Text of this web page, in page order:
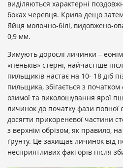
виділяються характерні
боках черевця. Крила дещо
Яйця молочно-білі, видовжено-
0,9 мм.
Зимують дорослі личинки –
«пеньків» стерні, найчастіше
пильщиків настає на 10- 18 діб
пильщика, збігається з
озимої та виколошування ярої
личинок до початку фази повної
досягти прикореневої частини
з верхнім обрізом, як правило,
ґрунту. Це захищає личинок від
несприятливих факторів після